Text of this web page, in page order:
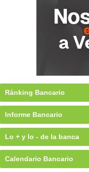
Ránking Bancario
Informe Bancario
Lo + y lo - de la banca
Calendario Bancario